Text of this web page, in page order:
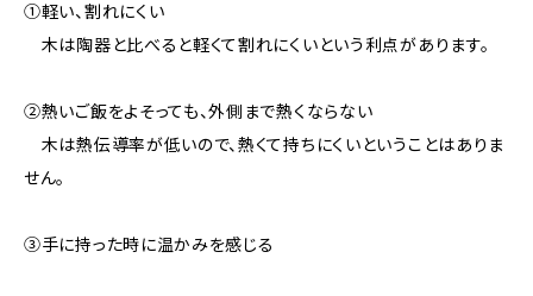
①軽い、割れにくい
木は陶器と比べると軽くて割れにくいという利点があります。
②熱いご飯をよそっても、外側まで熱くならない
木は熱伝導率が低いので、熱くて持ちにくいということはありま
せん。
③手に持った時に温かみを感じる